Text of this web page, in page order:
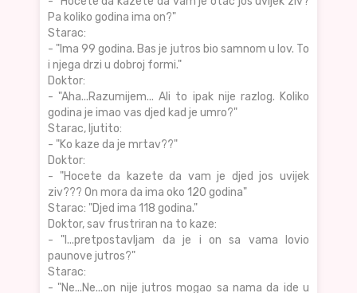
Pa koliko godina ima on?"
Starac:
- "Ima 99 godina. Bas je jutros bio samnom u lov. To
i njega drzi u dobroj formi."
Doktor:
- "Aha...Razumijem... Ali to ipak nije razlog. Koliko
godina je imao vas djed kad je umro?"
Starac, ljutito:
- "Ko kaze da je mrtav??"
Doktor:
- "Hocete da kazete da vam je djed jos uvijek
ziv??? On mora da ima oko 120 godina"
Starac: "Djed ima 118 godina."
Doktor, sav frustriran na to kaze:
- "I...pretpostavljam da je i on sa vama lovio
paunove jutros?"
Starac:
- "Ne...Ne...on nije jutros mogao sa nama da ide u